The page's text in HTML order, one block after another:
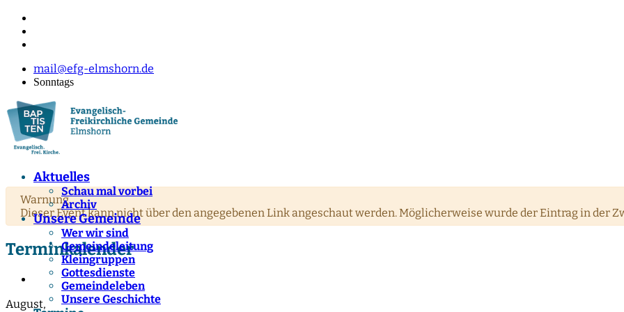
mail@efg-elmshorn.de
Sonntags
Aktuelles
Schau mal vorbei
Archiv
Unsere Gemeinde
Wer wir sind
Gemeindeleitung
Kleingruppen
Gottesdienste
Gemeindeleben
Unsere Geschichte
Warnung
Dieser Event kann nicht über den angegebenen Link angeschaut werden. Möglicherweise wurde der Eintrag in der
Terminkalender
August,